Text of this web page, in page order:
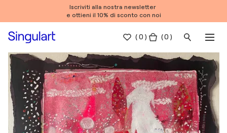
Iscriviti alla nostra newsletter
e ottieni il 10% di sconto con noi
(0 ) ( 0 )